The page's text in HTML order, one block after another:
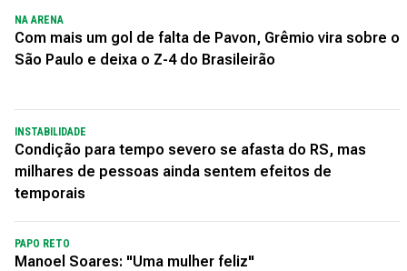
NA ARENA
Com mais um gol de falta de Pavon, Grêmio vira sobre o
São Paulo e deixa o Z-4 do Brasileirão
INSTABILIDADE
Condição para tempo severo se afasta do RS, mas
milhares de pessoas ainda sentem efeitos de
temporais
PAPO RETO
Manoel Soares: "Uma mulher feliz"